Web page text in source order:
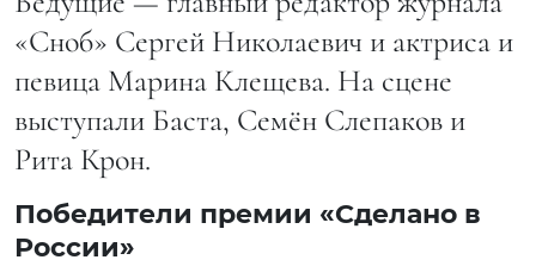
«Сноб» Сергей Николаевич и актриса и
певица Марина Клещева. На сцене
выступали Баста, Семён Слепаков и
Рита Крон.
Победители премии «Сделано в
России»